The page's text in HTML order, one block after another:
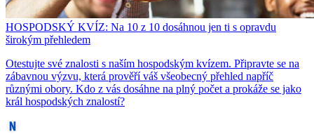
HOSPODSKÝ KVÍZ: Na 10 z 10 dosáhnou jen ti s opravdu
širokým přehledem
Otestujte své znalosti s naším hospodským kvízem. Připravte se na
zábavnou výzvu, která prověří váš všeobecný přehled napříč
různými obory. Kdo z vás dosáhne na plný počet a prokáže se jako
král hospodských znalostí?